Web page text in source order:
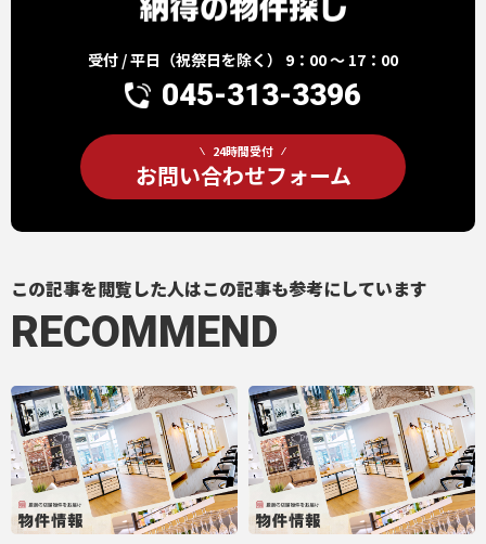
受付 / 平日（祝祭日を除く） 9：00 ～ 17：00
045-313-3396
24時間受付
お問い合わせフォーム
この記事を閲覧した人はこの記事も参考にしています
RECOMMEND